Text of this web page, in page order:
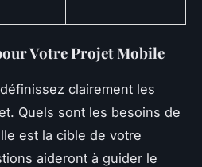
Votre Projet Mobile
clairement les
Quels sont les besoins de
est la cible de votre
aideront à guider le